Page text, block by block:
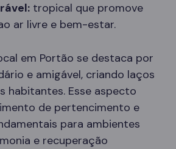
tropical que promove
ar livre e bem-estar.
em Portão se destaca por
e amigável, criando laços
habitantes. Esse aspecto
de pertencimento e
para ambientes
e recuperação